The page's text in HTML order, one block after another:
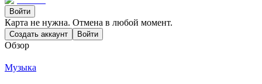
Войти
Карта не нужна. Отмена в любой момент.
Создать аккаунт Войти
Обзор
Музыка